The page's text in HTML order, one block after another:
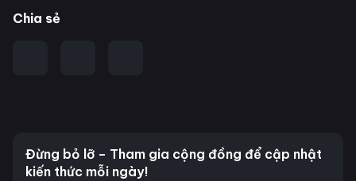
Chia sẻ
Đừng bỏ lỡ – Tham gia cộng đồng để cập nhật
kiến thức mỗi ngày!